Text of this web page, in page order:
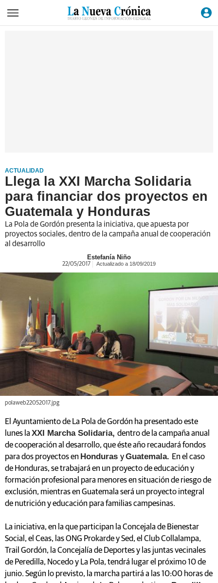
ACTUALIDAD
Llega la XXI Marcha Solidaria
para financiar dos proyectos en
Guatemala y Honduras
La Pola de Gordón presenta la iniciativa, que apuesta por
proyectos sociales, dentro de la campaña anual de cooperación
al desarrollo
Estefanía Niño
22/05/2017 Actualizado a 18/09/2019
polaweb22052017.jpg
El Ayuntamiento de La Pola de Gordón ha presentado este
lunes la XXI Marcha Solidaria, dentro de la campaña anual
de cooperación al desarrollo, que éste año recaudará fondos
para dos proyectos en Honduras yGuatemala. En el caso
de Honduras, se trabajará en un proyecto de educación y
formación profesional para menores en situación de riesgo de
exclusión, mientras en Guatemala será un proyecto integral
de nutrición y educación para familias campesinas.
La iniciativa, en la que participan la Concejala de Bienestar
Social, el Ceas, las ONG Prokarde y Sed, el Club Collalampa,
Trail Gordón, la Concejalía de Deportes y las juntas vecinales
de Peredilla, Nocedo y La Pola, tendrá lugar el próximo 10 de
junio. Según lo previsto, la marcha partirá a las 10:00 horas de